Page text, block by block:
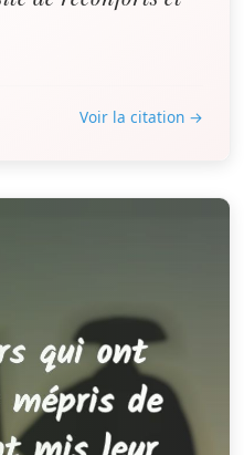
Voir la citation →